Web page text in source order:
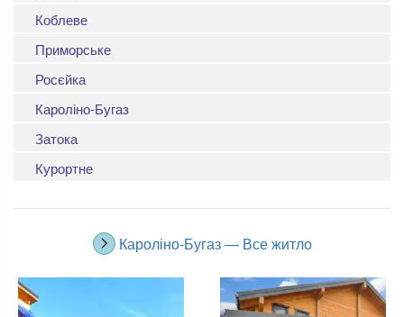
Коблеве
Приморське
Росєйка
Кароліно-Бугаз
Затока
Курортне
Кароліно-Бугаз — Все житло